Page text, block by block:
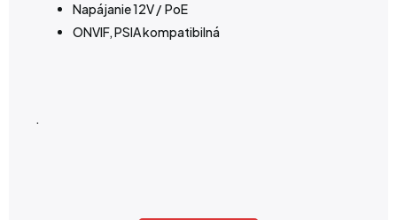
Napájanie 12V / PoE
ONVIF, PSIA kompatibilná